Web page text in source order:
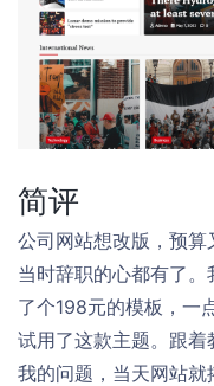
简评
公司网站想改版，预算
当时辞职的心都有了
了个198元的模板，一
试用了这款主题。跟
我的问题，当天网站